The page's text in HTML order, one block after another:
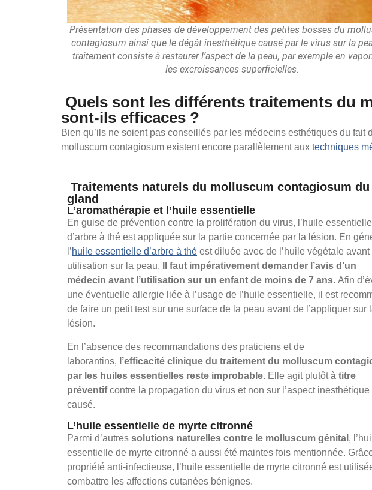
Présentation des phases de développement des petites bosses du
contagiosum ainsi que le dégât inesthétique causé par le virus sur la
traitement consiste à restaurer l’aspect de la peau, par exemple en
les excroissances superficielles.
Quels sont les différents traitements du
sont-ils efficaces ?
Bien qu’ils ne soient pas conseillés par les médecins esthétiques du
molluscum contagiosum existent encore parallèlement aux techniques
Traitements naturels du molluscum contagiosum du
gland
L’aromathérapie et l’huile essentielle
En guise de prévention contre la prolifération du virus, l’huile essentielle
d’arbre à thé est appliquée sur la partie concernée par la lésion. En
l’huile essentielle d’arbre à thé est diluée avec de l’huile végétale avant
utilisation sur la peau. Il faut impérativement demander l’avis d’un
médecin avant l’utilisation sur un enfant de moins de 7 ans. Afin
une éventuelle allergie liée à l’usage de l’huile essentielle, il est
de faire un petit test sur une surface de la peau avant de l’appliquer sur
lésion.
En l’absence des recommandations des praticiens et de
laborantins, l’efficacité clinique du traitement du molluscum
par les huiles essentielles reste improbable. Elle agit plutôtà titre
préventifcontre la propagation du virus et non sur l’aspect inesthétique
causé.
L’huile essentielle de myrte citronné
Parmi d’autres solutions naturelles contre le molluscum génital ,
essentielle de myrte citronné a aussi été maintes fois mentionnée.
propriété anti-infectieuse, l’huile essentielle de myrte citronné est
combattre les affections cutanées bénignes.